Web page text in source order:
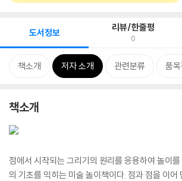
도서정보 리뷰/한줄평
0
책소개 저자 소개 관련분류 품
책소개
점에서 시작되는 그리기의 원리를 응용하여 놀이
의 기초를 익히는 미술 놀이책이다. 점과 점을 이어